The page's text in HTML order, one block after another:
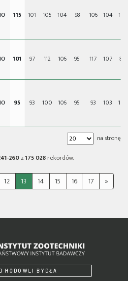
115 101 105 104 98 106 104 118
101 97 112 106 95 117 107 89
95 93 100 106 95 93 103 101
na stronę
260z175 028rekordów.
12 13 14 15 16 17 »
HODOWLI BYDŁA